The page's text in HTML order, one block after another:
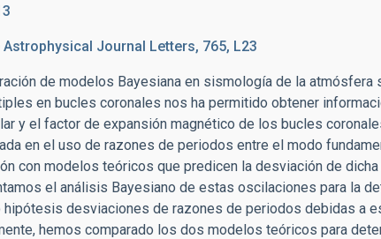
Astrophysical Journal Letters, 765, L23
de modelos Bayesiana en sismología de la atmósfera
en bucles coronales nos ha permitido obtener
y el factor de expansión magnético de los bucles
en el uso de razones de periodos entre el modo
con modelos teóricos que predicen la desviación de dicha
el análisis Bayesiano de estas oscilaciones para la
desviaciones de razones de periodos debidas a
hemos comparado los dos modelos teóricos para